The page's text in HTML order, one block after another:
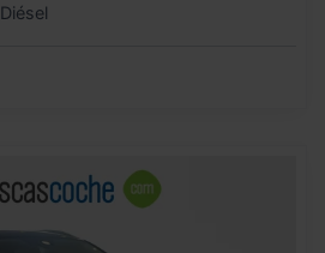
Diésel